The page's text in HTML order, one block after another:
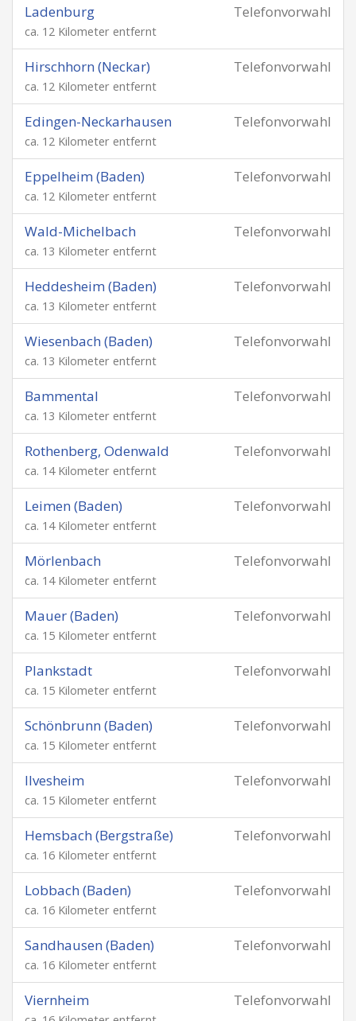
Telefonvorwahl
Ladenburg
ca. 12 Kilometer entfernt
Telefonvorwahl
Hirschhorn (Neckar)
ca. 12 Kilometer entfernt
Telefonvorwahl
Edingen-Neckarhausen
ca. 12 Kilometer entfernt
Telefonvorwahl
Eppelheim (Baden)
ca. 12 Kilometer entfernt
Telefonvorwahl
Wald-Michelbach
ca. 13 Kilometer entfernt
Telefonvorwahl
Heddesheim (Baden)
ca. 13 Kilometer entfernt
Telefonvorwahl
Wiesenbach (Baden)
ca. 13 Kilometer entfernt
Telefonvorwahl
Bammental
ca. 13 Kilometer entfernt
Telefonvorwahl
Rothenberg, Odenwald
ca. 14 Kilometer entfernt
Telefonvorwahl
Leimen (Baden)
ca. 14 Kilometer entfernt
Telefonvorwahl
Mörlenbach
ca. 14 Kilometer entfernt
Telefonvorwahl
Mauer (Baden)
ca. 15 Kilometer entfernt
Telefonvorwahl
Plankstadt
ca. 15 Kilometer entfernt
Telefonvorwahl
Schönbrunn (Baden)
ca. 15 Kilometer entfernt
Telefonvorwahl
Ilvesheim
ca. 15 Kilometer entfernt
Telefonvorwahl
Hemsbach (Bergstraße)
ca. 16 Kilometer entfernt
Telefonvorwahl
Lobbach (Baden)
ca. 16 Kilometer entfernt
Telefonvorwahl
Sandhausen (Baden)
ca. 16 Kilometer entfernt
Telefonvorwahl
Viernheim